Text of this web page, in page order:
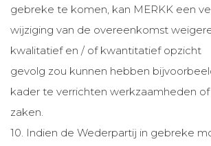
gebreke te komen, kan MERKK een
wijziging van de overeenkomst
kwalitatief en / of kwantitatief opzicht
gevolg zou kunnen hebben
kader te verrichten werkzaamheden
zaken.
10. Indien de Wederpartij in gebreke